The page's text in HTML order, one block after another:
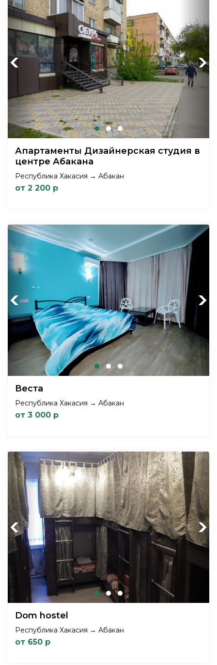
Previous Next
Апартаменты Дизайнерская студия в
центре Абакана
Республика Хакасия → Абакан
от 2 200 р
Previous Next
Веста
Республика Хакасия → Абакан
от 3 000 р
Previous Next
Dom hostel
Республика Хакасия → Абакан
от 650 р